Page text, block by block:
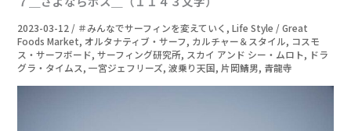
2023-03-12 / ＃みんなでサーフィンを変えていく ,Life Style / Great
Foods Market, オルタナティブ・サーフ, カルチャー＆スタイル, コスモ
ス・サーフボード,サーフィング研究所, スカイ アンド シー・ムロト, ドラ
グラ・タイムス,一宮ジェフリーズ,波乗り天国, 片岡鯖男, 青龍寺